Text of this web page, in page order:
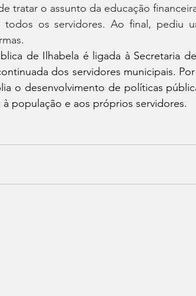
tratar o assunto da educação
todos os servidores. Ao final, pediu
de Ilhabela é ligada à Secretaria
dos servidores municipais.
o desenvolvimento de políticas
população e aos próprios servidores.